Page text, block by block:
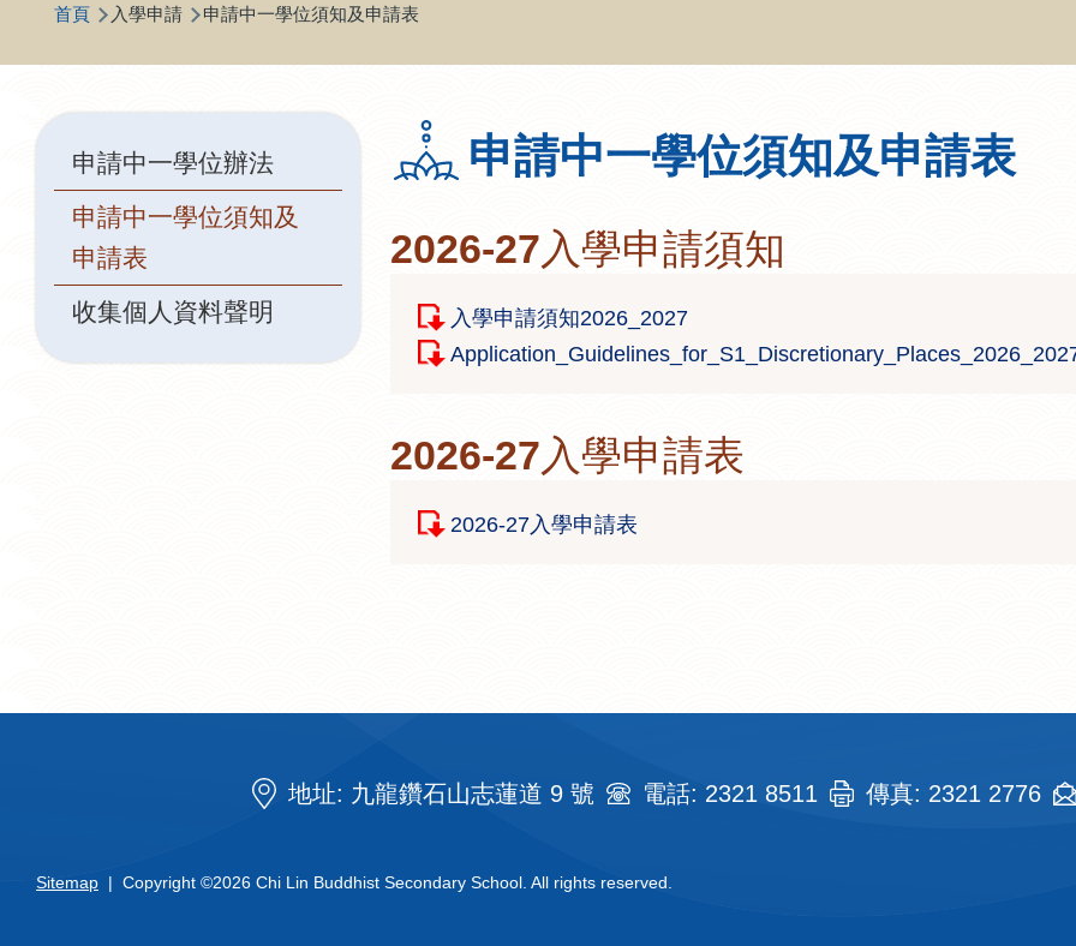
航
連
結
首頁 入學申請 申請中一學位須知及申請表
申請中一學位須知及申請表
2026-27入學申請須知
入學申請須知2026_2027
2026-27入學申請表
2026-27入學申請表
Main
navigation
申請中一學位辦法
申請中一學位須知及
申請表
收集個人資料聲明
地址: 九龍鑽石山志蓮道 9 號 電話: 2321 8511 傳真: 2321 2776
Sitemap | Copyright ©2026 Chi Lin Buddhist Secondary School. All rights reserved.